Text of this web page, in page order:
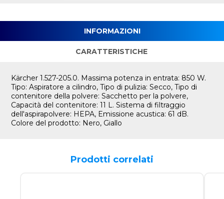
INFORMAZIONI
CARATTERISTICHE
Kärcher 1.527-205.0. Massima potenza in entrata: 850 W.
Tipo: Aspiratore a cilindro, Tipo di pulizia: Secco, Tipo di
contenitore della polvere: Sacchetto per la polvere,
Capacità del contenitore: 11 L. Sistema di filtraggio
dell'aspirapolvere: HEPA, Emissione acustica: 61 dB.
Colore del prodotto: Nero, Giallo
Prodotti correlati